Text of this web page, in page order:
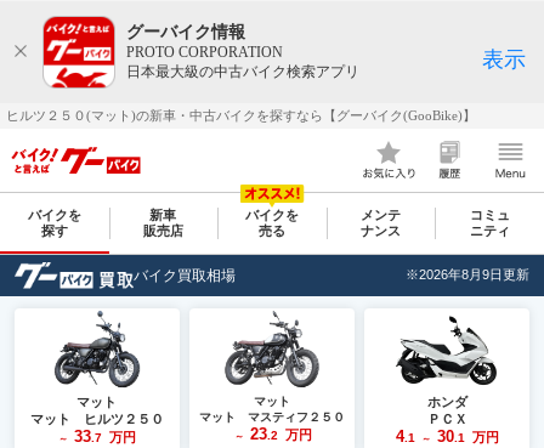
グーバイク情報
PROTO CORPORATION
日本最大級の中古バイク検索アプリ
表示
ヒルツ２５０(マット)の新車・中古バイクを探すなら【グーバイク(GooBike)】
バイクを
探す
新車
販売店
バイクを
売る
メンテ
ナンス
コミュ
ニティ
バイク買取相場 ※2026年8月9日更新
マット
マット ヒルツ２５０
～ 33 .7 万円
マット
マット マスティフ２５０
～ 23.2 万円
ホンダ
ＰＣＸ
4.1 ～ 30.1 万円